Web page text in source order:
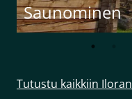
Saunominen
Tutustu kaikkiin